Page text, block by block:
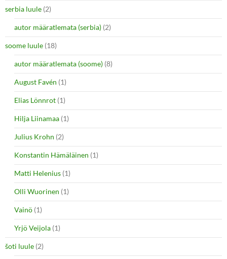
serbia luule (2)
autor määratlemata (serbia) (2)
soome luule (18)
autor määratlemata (soome) (8)
August Favén (1)
Elias Lönnrot (1)
Hilja Liinamaa (1)
Julius Krohn (2)
Konstantin Hämäläinen (1)
Matti Helenius (1)
Olli Wuorinen (1)
Vainö (1)
Yrjö Veijola (1)
šoti luule (2)